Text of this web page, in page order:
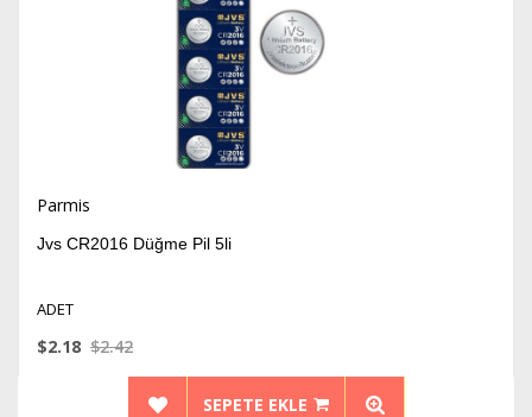
Parmis
Jvs CR2016 Düğme Pil 5li
ADET
$2.18 $2.42
SEPETE EKLE